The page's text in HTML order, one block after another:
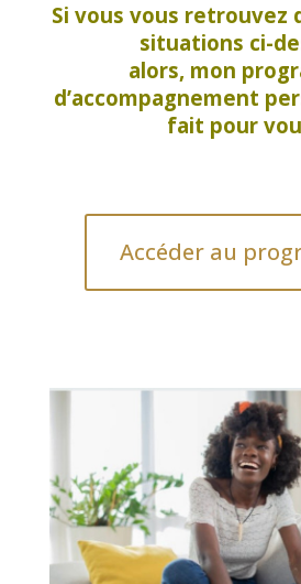
Si vous vous retrouvez
situations ci-
alors, mon
d’accompagnement
fait pour
Accéder au